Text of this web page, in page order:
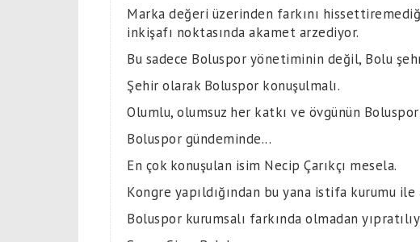
Marka değeri üzerinden farkını
inkişafı noktasında akamet arzediyor.
Bu sadece Boluspor yönetiminin değil, Bolu
Şehir olarak Boluspor konuşulmalı.
Olumlu, olumsuz her katkı ve övgünün
Boluspor gündeminde...
En çok konuşulan isim Necip Çarıkçı mesela.
Kongre yapıldığından bu yana istifa kurumu ile
Boluspor kurumsalı farkında olmadan